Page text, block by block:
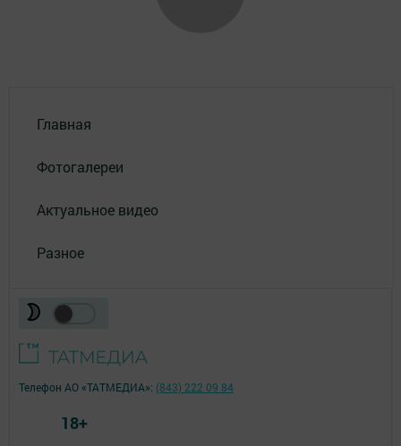
Главная
Фотогалереи
Актуальное видео
Разное
Телефон АО «ТАТМЕДИА»: (843) 222 09 84
18+